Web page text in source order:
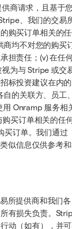
商请求，且基于
、我们的交易
购买订单相关的
商均不对您的购买
担责任；(v) 在任
为与 Stripe 或交
标投资建议在内
自的关联方、员工
用 Onramp 服务相
购买订单相关的任
买订单。我们通过
似信息仅供参考
所提供商和我们
有损失负责。
动（如有），并